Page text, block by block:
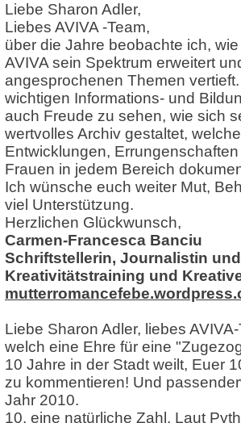
Liebe Sharon Adler,
Liebes AVIVA -Team,
über die Jahre beobachte ich,
AVIVA sein Spektrum erweitert
angesprochenen Themen
wichtigen Informations- und
auch Freude zu sehen, wie sich
wertvolles Archiv gestaltet,
Entwicklungen,
Frauen in jedem Bereich
Ich wünsche euch weiter Mut,
viel Unterstützung.
Herzlichen Glückwunsch,
Carmen-Francesca Banciu
Schriftstellerin, Journalistin
Kreativitätstraining und
Liebe Sharon Adler, liebes
welch eine Ehre für eine
10 Jahre in der Stadt weilt, Euer
zu kommentieren! Und
Jahr 2010.
10, eine natürliche Zahl. Laut